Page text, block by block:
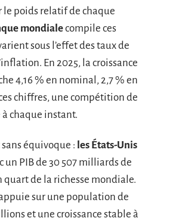
le poids relatif de chaque
mondialecompile ces
sous l’effet des taux de
En 2025, la croissance
4,16 % en nominal, 2,7 % en
chiffres, une compétition de
à chaque instant.
équivoque : les États-Unis
un PIB de 30 507 milliards de
quart de la richesse mondiale.
sur une population de
et une croissance stable à